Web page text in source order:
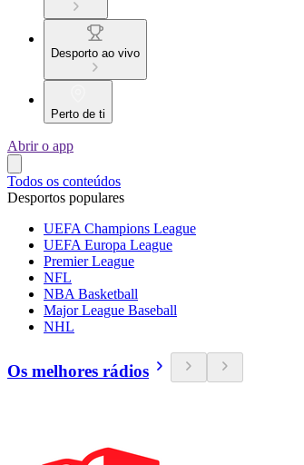
Desporto ao vivo
Perto de ti
Abrir o app
Todos os conteúdos
Desportos populares
UEFA Champions League
UEFA Europa League
Premier League
NFL
NBA Basketball
Major League Baseball
NHL
Os melhores rádios